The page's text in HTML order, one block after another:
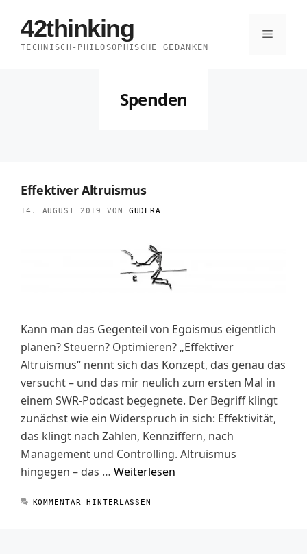
Inhalt
springen
42thinking
TECHNISCH-PHILOSOPHISCHE GEDANKEN
Menü
Spenden
Effektiver Altruismus
14. AUGUST 2019 VON GUDERA
Kann man das Gegenteil von Egoismus eigentlich
planen? Steuern? Optimieren? „Effektiver
Altruismus“ nennt sich das Konzept, das genau das
versucht – und das mir neulich zum ersten Mal in
einem SWR-Podcast begegnete. Der Begriff klingt
zunächst wie ein Widerspruch in sich: Effektivität,
das klingt nach Zahlen, Kennziffern, nach
Management und Controlling. Altruismus
hingegen – das … Weiterlesen
KOMMENTAR HINTERLASSEN